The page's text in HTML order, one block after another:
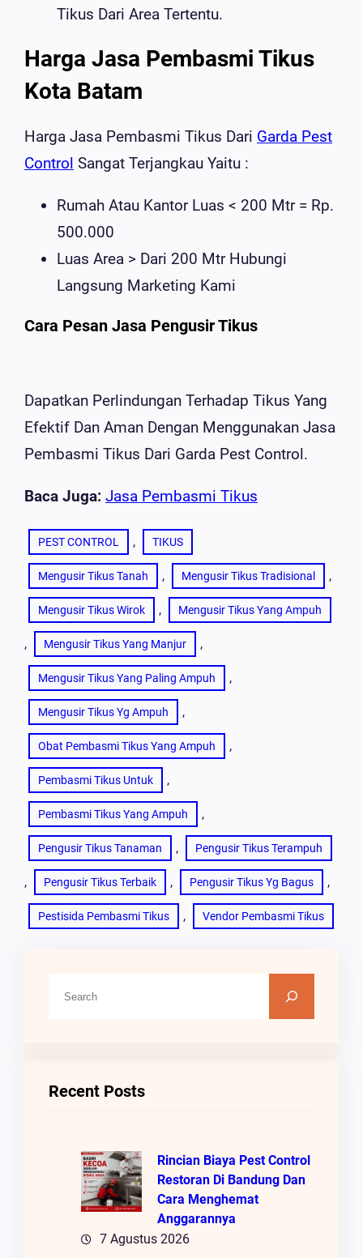
Tikus Dari Area Tertentu.
Harga Jasa Pembasmi Tikus
Kota Batam
Harga Jasa Pembasmi Tikus Dari Garda Pest
Control Sangat Terjangkau Yaitu :
Rumah Atau Kantor Luas < 200 Mtr = Rp.
500.000
Luas Area > Dari 200 Mtr Hubungi
Langsung Marketing Kami
Cara Pesan Jasa Pengusir Tikus
Dapatkan Perlindungan Terhadap Tikus Yang
Efektif Dan Aman Dengan Menggunakan Jasa
Pembasmi Tikus Dari Garda Pest Control.
Baca Juga: Jasa Pembasmi Tikus
PEST CONTROL , TIKUS
Mengusir Tikus Tanah , Mengusir Tikus Tradisional ,
Mengusir Tikus Wirok , Mengusir Tikus Yang Ampuh
, Mengusir Tikus Yang Manjur ,
Mengusir Tikus Yang Paling Ampuh ,
Mengusir Tikus Yg Ampuh ,
Obat Pembasmi Tikus Yang Ampuh ,
Pembasmi Tikus Untuk ,
Pembasmi Tikus Yang Ampuh ,
Pengusir Tikus Tanaman , Pengusir Tikus Terampuh
, Pengusir Tikus Terbaik , Pengusir Tikus Yg Bagus ,
Pestisida Pembasmi Tikus , Vendor Pembasmi Tikus
Recent Posts
Rincian Biaya Pest Control
Restoran Di Bandung Dan
Cara Menghemat
Anggarannya
7 Agustus 2026